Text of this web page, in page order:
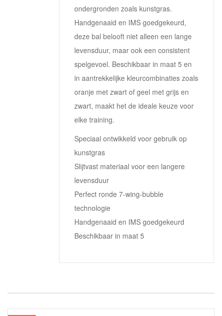
ondergronden zoals kunstgras.
Handgenaaid en IMS goedgekeurd,
deze bal belooft niet alleen een lange
levensduur, maar ook een consistent
spelgevoel. Beschikbaar in maat 5 en
in aantrekkelijke kleurcombinaties zoals
oranje met zwart of geel met grijs en
zwart, maakt het de ideale keuze voor
elke training.
Speciaal ontwikkeld voor gebruik op
kunstgras
Slijtvast materiaal voor een langere
levensduur
Perfect ronde 7-wing-bubble
technologie
Handgenaaid en IMS goedgekeurd
Beschikbaar in maat 5